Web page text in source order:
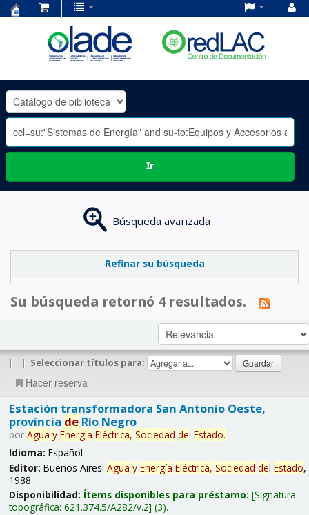
OLADE
-
Ir
Búsqueda avanzada
Refinar su búsqueda
Su búsqueda retornó 4 resultados.
| | Seleccionar títulos para:
Hacer reserva
Estación transformadora San Antonio Oeste,
provincia deRío Negro
por Agua y Energía Eléctrica, Sociedad del Estado.
Idioma: Español
Editor: Buenos Aires: Agua y Energía Eléctrica, Sociedad del Estado,
1988
Disponibilidad: Ítems disponibles para préstamo: Signatura
topográfica: 621.374.5/A282/v.2 (3).